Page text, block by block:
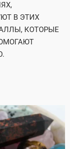
В ЭТИХ
КОТОРЫЕ